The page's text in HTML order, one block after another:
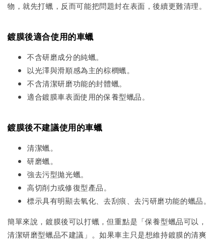
物，就先打蠟，反而可能把問題封在表面，後續更難清理。
鍍膜後適合使用的車蠟
不含研磨成分的純蠟。
以光澤與滑順感為主的棕櫚蠟。
不含清潔研磨功能的封體蠟。
適合鍍膜車表面使用的保養型蠟品。
鍍膜後不建議使用的車蠟
清潔蠟。
研磨蠟。
強去污型拋光蠟。
高切削力或修復型產品。
標示具有明顯去氧化、去刮痕、去污研磨功能的蠟品。
簡單來說，鍍膜後可以打蠟，但重點是「保養型蠟品可以，
清潔研磨型蠟品不建議」。如果車主只是想維持鍍膜的清爽